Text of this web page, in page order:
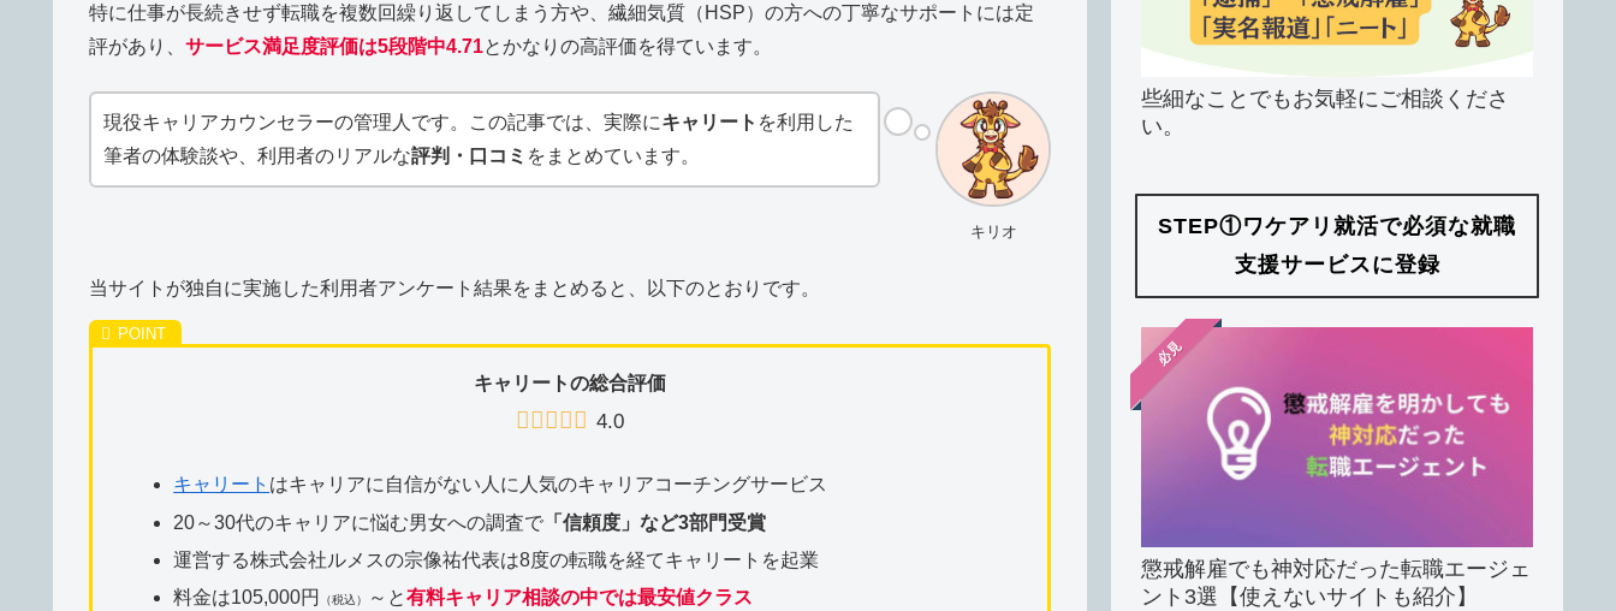
特に仕事が長続きせず転職を複数回繰り返してしまう方や、繊細気質（HSP）の方への丁寧なサポートには定
評があり、 サービス満足度評価は5段階中4.71とかなりの高評価を得ています。
キリオ
現役キャリアカウンセラーの管理人です。この記事では、実際にキャリート を利用した
筆者の体験談や、利用者のリアルな評判・口コミ をまとめています。
当サイトが独自に実施した利用者アンケート結果をまとめると、以下のとおりです。
キャリートの総合評価
4.0
キャリート はキャリアに自信がない人に人気のキャリアコーチングサービス
20～30代のキャリアに悩む男女への調査で 「信頼度」など3部門受賞
運営する株式会社ルメスの宗像祐代表は8度の転職を経てキャリートを起業
料金は105,000円
（税込） ～と有料キャリア相談の中では最安値クラス
些細なことでもお気軽にご相談くださ
い。
STEP①ワケアリ就活で必須な就職
支援サービスに登録
必見
懲戒解雇でも神対応だった転職エージェ
ント3選【使えないサイトも紹介】